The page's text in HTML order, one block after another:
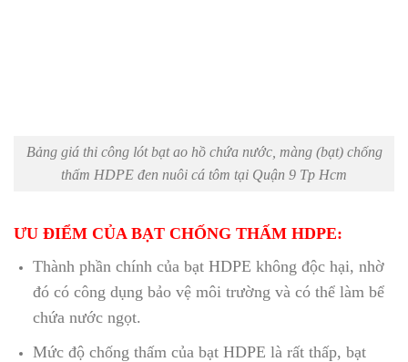
Bảng giá thi công lót bạt ao hồ chứa nước, màng (bạt) chống
thấm HDPE đen nuôi cá tôm tại Quận 9 Tp Hcm
ƯU ĐIỂM CỦA BẠT CHỐNG THẤM HDPE:
Thành phần chính của bạt HDPE không độc hại, nhờ
đó có công dụng bảo vệ môi trường và có thể làm bể
chứa nước ngọt.
Mức độ chống thấm của bạt HDPE là rất thấp, bạt